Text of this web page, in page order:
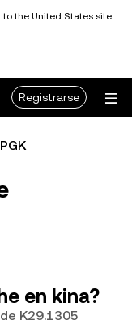
to the United States site
Registrarse
en kina?
K29.1305